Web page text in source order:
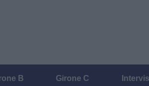
B Girone C